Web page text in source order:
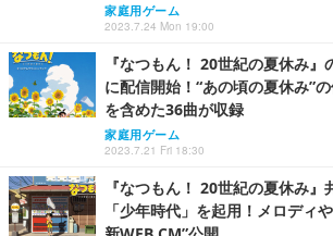
家庭用ゲーム
2023.7.24 Mon 19:00
『なつもん！ 20世紀の夏休み
に配信開始！“あの頃の夏休み”
を含めた36曲が収録
家庭用ゲーム
2023.7.21 Fri 18:30
『なつもん！ 20世紀の夏休み
「少年時代」を起用！メロディ